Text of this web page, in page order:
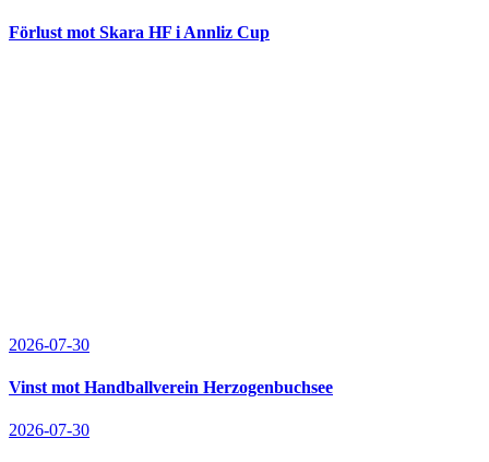
Förlust mot Skara HF i Annliz Cup
2026-07-30
Vinst mot Handballverein Herzogenbuchsee
2026-07-30